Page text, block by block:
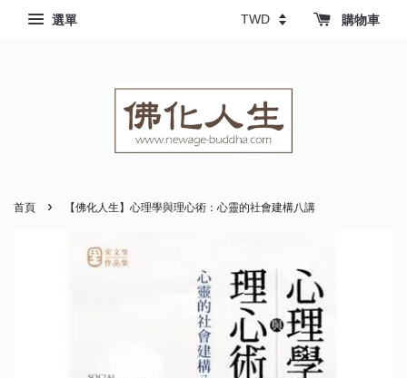
選單 購物車
首頁 › 【佛化人生】心理學與理心術：心靈的社會建構八講